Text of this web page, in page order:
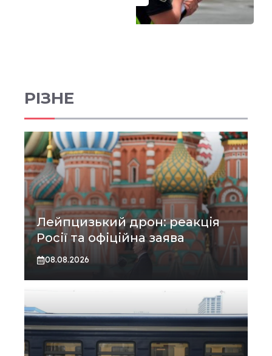
РІЗНЕ
Лейпцизький дрон: реакція
Росії та офіційна заява
08.08.2026